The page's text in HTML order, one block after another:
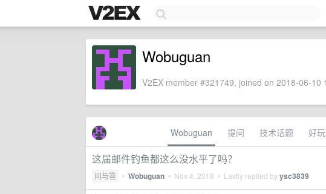
Wobuguan
V2EX member #321749, joined on 2018-06-10
Wobuguan 提问 技术话题 好玩
这届邮件钓鱼都这么没水平了吗？
问与答 • Wobuguan • Nov 4, 2018 • Lastly replied byysc3839